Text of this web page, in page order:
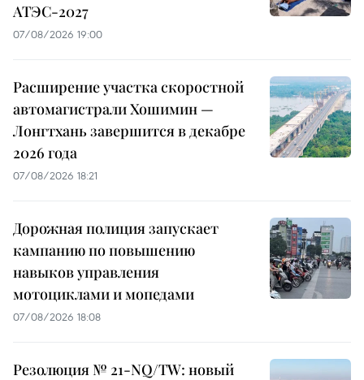
АТЭС-2027
07/08/2026 19:00
Расширение участка скоростной
автомагистрали Хошимин —
Лонгтхань завершится в декабре
2026 года
07/08/2026 18:21
Дорожная полиция запускает
кампанию по повышению
навыков управления
мотоциклами и мопедами
07/08/2026 18:08
Резолюция № 21-NQ/TW: новый